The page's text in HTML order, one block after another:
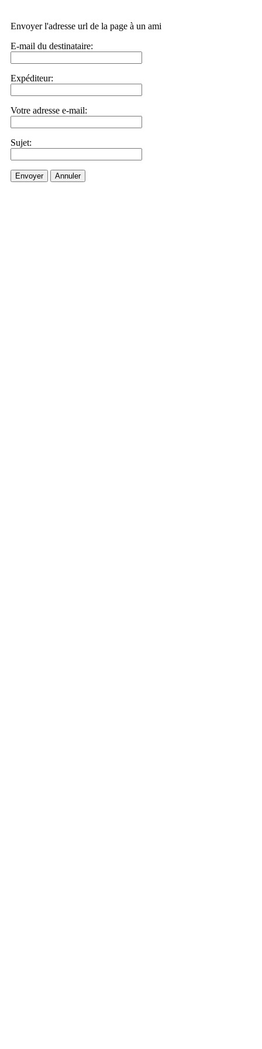
Envoyer l'adresse url de la page à un ami
E-mail du destinataire:
Expéditeur:
Votre adresse e-mail:
Sujet:
Envoyer Annuler